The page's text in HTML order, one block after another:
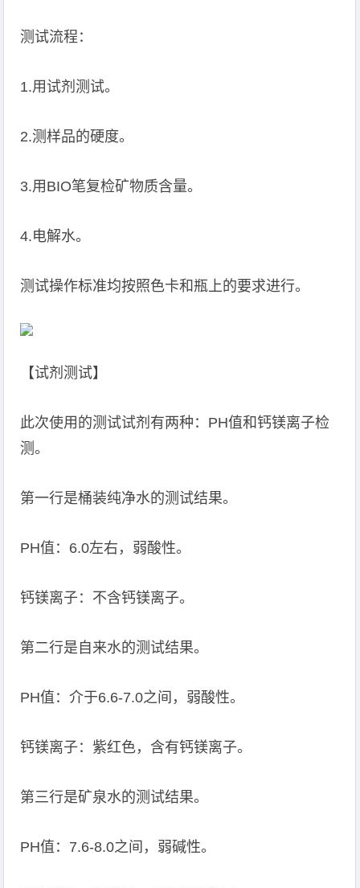
测试流程：
1.用试剂测试。
2.测样品的硬度。
3.用BIO笔复检矿物质含量。
4.电解水。
测试操作标准均按照色卡和瓶上的要求进行。
【试剂测试】
此次使用的测试试剂有两种：PH值和钙镁离子检
测。
第一行是桶装纯净水的测试结果。
PH值：6.0左右，弱酸性。
钙镁离子：不含钙镁离子。
第二行是自来水的测试结果。
PH值：介于6.6-7.0之间，弱酸性。
钙镁离子：紫红色，含有钙镁离子。
第三行是矿泉水的测试结果。
PH值：7.6-8.0之间，弱碱性。